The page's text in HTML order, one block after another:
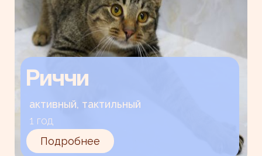
Риччи
активный, тактильный
1 год
Подробнее